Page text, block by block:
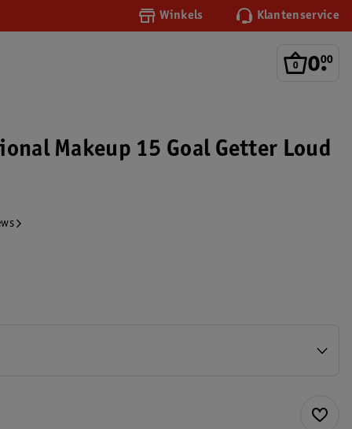
Winkels Klantenservice
0.
00
Makeup 15 Goal Getter Loud